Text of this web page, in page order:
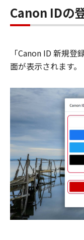
Canon IDの
「Canon ID 新規
面が表示されます。